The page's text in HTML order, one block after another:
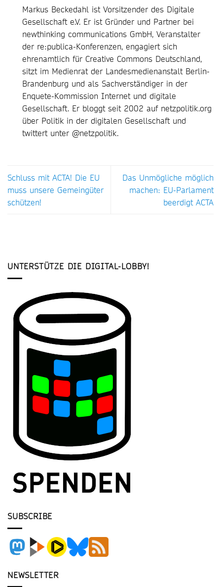
Markus Beckedahl ist Vorsitzender des Digitale
Gesellschaft e.V. Er ist Gründer und Partner bei
newthinking communications GmbH, Veranstalter
der re:publica-Konferenzen, engagiert sich
ehrenamtlich für Creative Commons Deutschland,
sitzt im Medienrat der Landesmedienanstalt Berlin-
Brandenburg und als Sachverständiger in der
Enquete-Kommission Internet und digitale
Gesellschaft. Er bloggt seit 2002 auf netzpolitik.org
über Politik in der digitalen Gesellschaft und
twittert unter @netzpolitik.
Schluss mit ACTA! Die EU
muss unsere Gemeingüter
schützen!
Das Unmögliche möglich
machen: EU-Parlament
beerdigt ACTA
UNTERSTÜTZE DIE DIGITAL-LOBBY!
SUBSCRIBE
NEWSLETTER